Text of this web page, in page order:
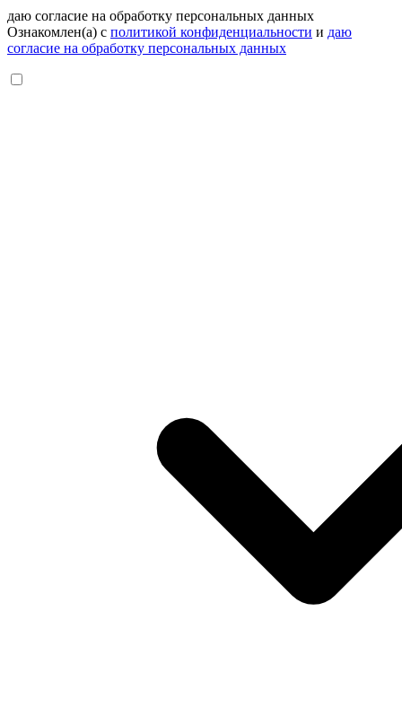
даю согласие на обработку персональных данных
Ознакомлен(а) с политикой конфиденциальности и даю
согласие на обработку персональных данных